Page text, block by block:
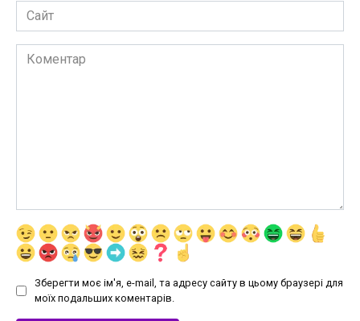
Сайт
Коментар
Зберегти моє ім'я, e-mail, та адресу сайту в цьому браузері для
моїх подальших коментарів.